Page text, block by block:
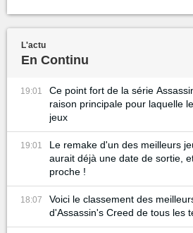
L'actu
En Continu
19:01
Ce point fort de la série
raison principale pour laquelle
jeux
19:01
Le remake d'un des meilleurs
aurait déjà une date de sortie,
proche !
18:07
Voici le classement des
d'Assassin's Creed de tous les